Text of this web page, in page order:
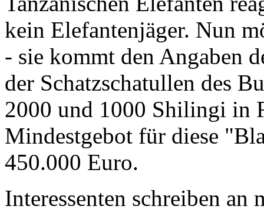
kein Elefantenjäger. Nun
- sie kommt den Angaben
der Schatzschatullen des
2000 und 1000 Shilingi in
Mindestgebot für diese
450.000 Euro.
Interessenten schreiben